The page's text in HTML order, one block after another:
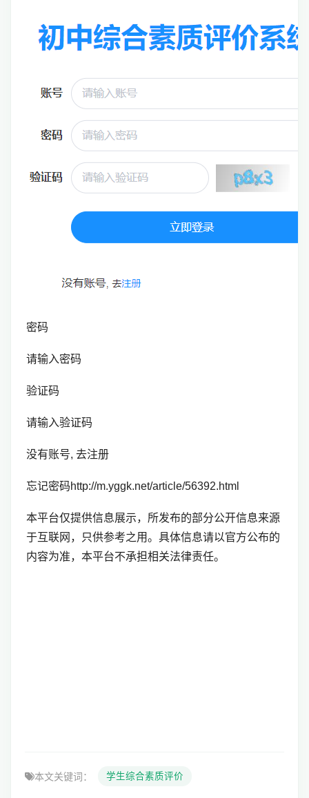
密码
请输入密码
验证码
请输入验证码
没有账号, 去注册
忘记密码http://m.yggk.net/article/56392.html
本平台仅提供信息展示，所发布的部分公开信息来源
于互联网，只供参考之用。具体信息请以官方公布的
内容为准，本平台不承担相关法律责任。
本文关键词： 学生综合素质评价